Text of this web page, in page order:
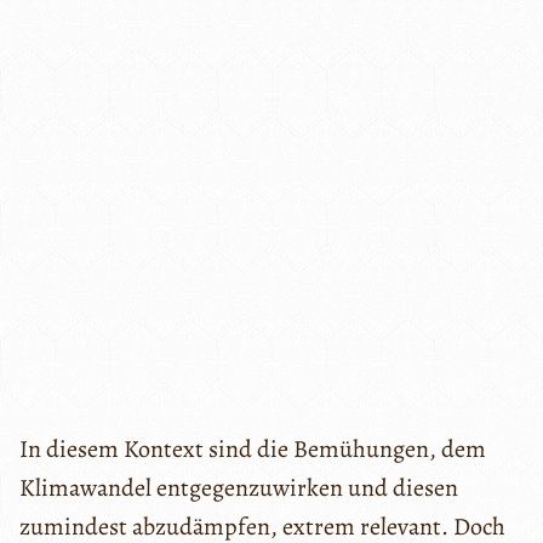
In diesem Kontext sind die Bemühungen, dem
Klimawandel entgegenzuwirken und diesen
zumindest abzudämpfen, extrem relevant. Doch